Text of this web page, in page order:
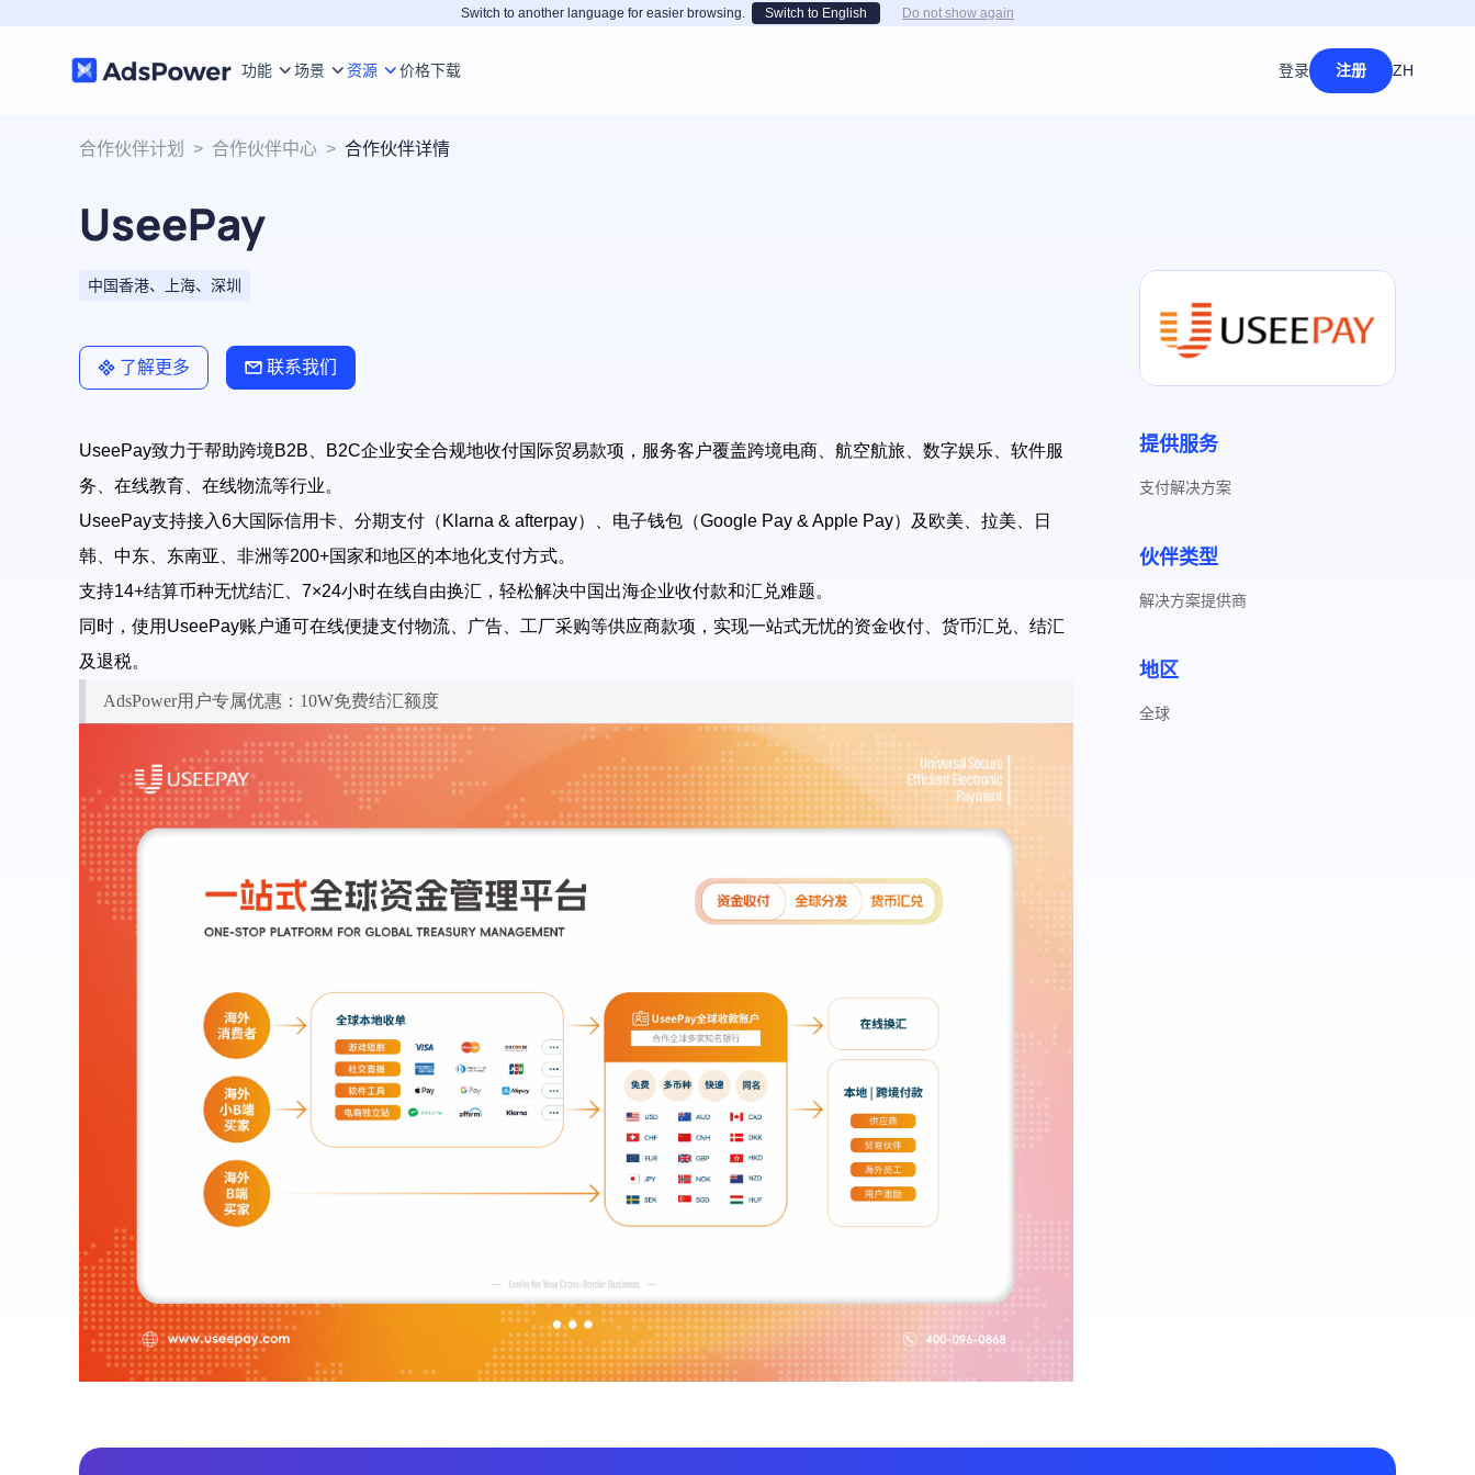
Switch to another language for easier browsing. Switch to English Do not show again
功能 场景 资源 价格下载 登录 注册 ZH
合作伙伴计划 > 合作伙伴中心 > 合作伙伴详情
UseePay
中国香港、上海、深圳
了解更多 联系我们
UseePay致力于帮助跨境B2B B2C企业安全合规地收付国际贸易款项，服务客户覆盖跨境电商、航空航旅、数字娱乐、软件服
务、在线教育、在线物流等行业。
UseePay支持接入6大国际信用卡、分期支付（ Klarna & afterpay）、电子钱包（Google Pay & Apple Pay）及欧美、拉美、日
韩、中东、东南亚、非洲等200+国家和地区的本地化支付方式。
支持14+结算币种无忧结汇、 7×24小时在线自由换汇，轻松解决中国出海企业收付款和汇兑难题。
同时，使用 UseePay账户通可在线便捷支付物流、广告、工厂采购等供应商款项，实现一站式无忧的资金收付、货币汇兑、结汇
及退税。
AdsPower用户专属优惠：10W免费结汇额度
提供服务
支付解决方案
伙伴类型
解决方案提供商
地区
全球